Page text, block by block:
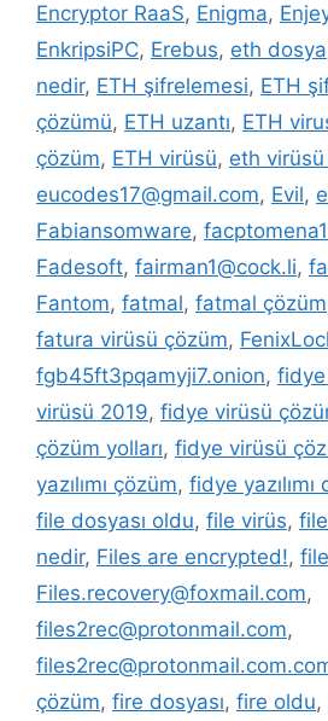
Encryptor RaaS, Enigma,
EnkripsiPC, Erebus, eth dosya
nedir, ETH şifrelemesi, ETH
çözümü, ETH uzantı, ETH
çözüm, ETH virüsü, eth
eucodes17@gmail.com, Evil,
Fabiansomware,
Fadesoft, fairman1@cock.li,
Fantom, fatmal, fatmal çözüm
fatura virüsü çözüm,
fgb45ft3pqamyji7.onion,
virüsü 2019, fidye virüsü
çözüm yolları, fidye virüsü
yazılımı çözüm, fidye
file dosyası oldu, file virüs,
nedir, Files are encrypted!,
Files.recovery@foxmail.com,
files2rec@protonmail.com,
çözüm, fire dosyası, fire oldu,